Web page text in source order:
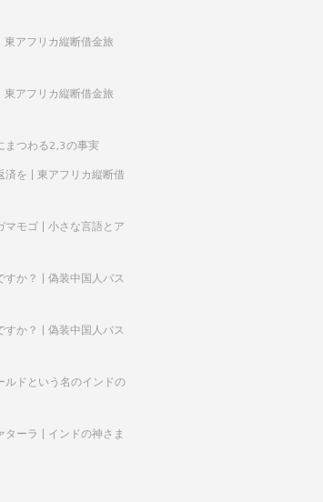
アフリカ縦断借金旅
アフリカ縦断借金旅
まつわる2,3の事実
済を | 東アフリカ縦断借
マモゴ | 小さな言語とア
すか？ | 偽装中国人バス
すか？ | 偽装中国人バス
ルドという名のインドの
ターラ | インドの神さま